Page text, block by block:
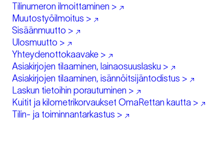
Tilinumeron ilmoittaminen >
Muutostyöilmoitus >
Sisäänmuutto >
Ulosmuutto >
Yhteydenottokaavake >
Asiakirjojen tilaaminen, lainaosuuslasku >
Asiakirjojen tilaaminen, isännöitsijäntodistus >
Laskun tietoihin porautuminen >
Kuitit ja kilometrikorvaukset OmaRettan kautta >
Tilin- ja toiminnantarkastus >